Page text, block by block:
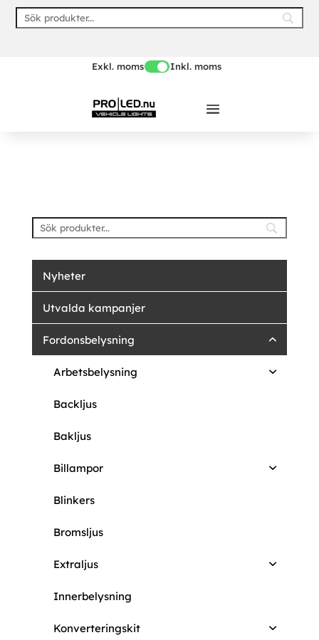
Skip
Exkl. moms Inkl. moms
Nyheter
Utvalda kampanjer
Fordonsbelysning
Arbetsbelysning
Backljus
Bakljus
Billampor
Blinkers
Bromsljus
Extraljus
Innerbelysning
Konverteringskit